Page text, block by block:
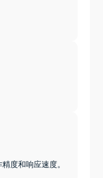
度和响应速度。